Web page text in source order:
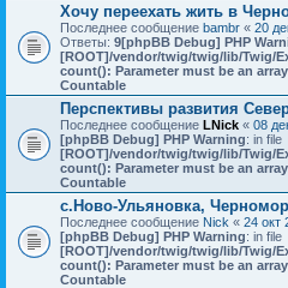
Хочу переехать жить в
Последнее сообщение bambr « 20
Ответы: 9[phpBB Debug] PHP
[ROOT]/vendor/twig/twig/lib/Twig/
count(): Parameter must be an
Countable
Перспективы развития
Последнее сообщение LNick « 08
[phpBB Debug] PHP Warning: in file
[ROOT]/vendor/twig/twig/lib/Twig/
count(): Parameter must be an
Countable
с.Ново-Ульяновка,
Последнее сообщение Nick « 24 окт
[phpBB Debug] PHP Warning: in file
[ROOT]/vendor/twig/twig/lib/Twig/
count(): Parameter must be an
Countable